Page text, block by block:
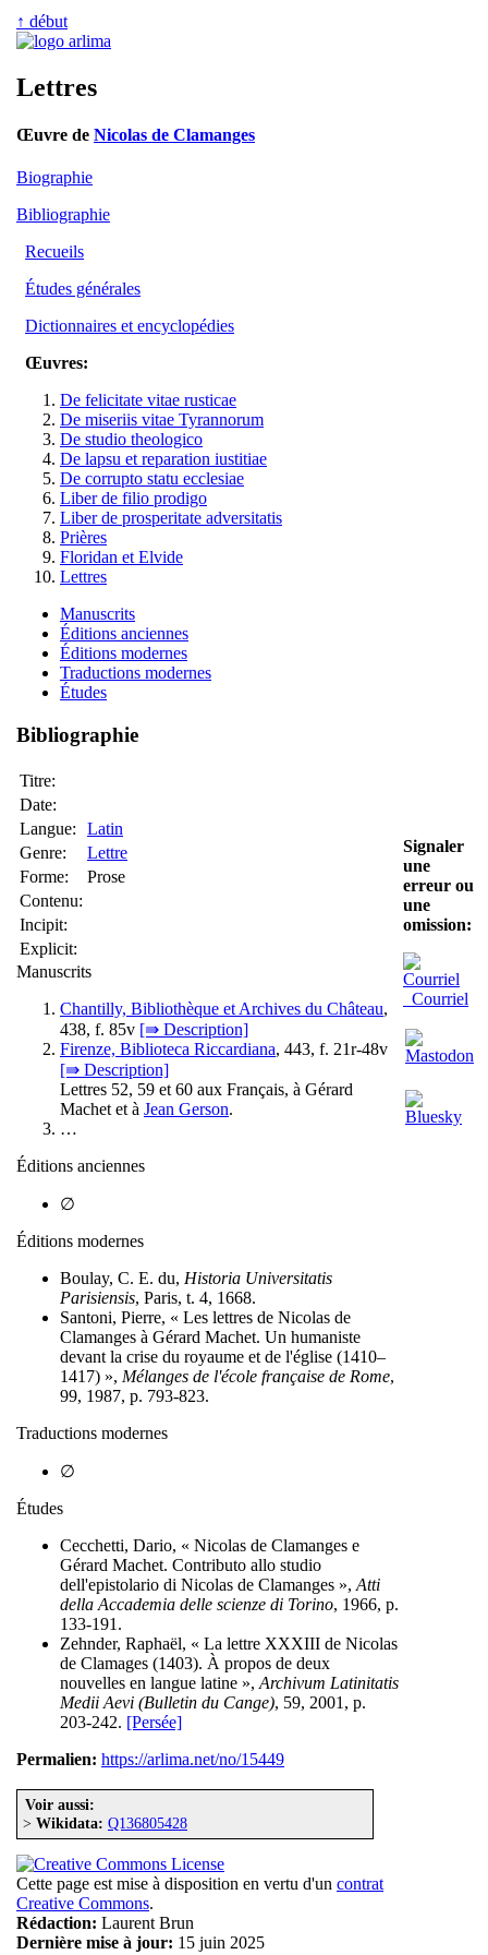
↑ début
Lettres
Œuvre de Nicolas de Clamanges
Biographie
Bibliographie
Recueils
Études générales
Dictionnaires et encyclopédies
Œuvres:
De felicitate vitae rusticae
De miseriis vitae Tyrannorum
De studio theologico
De lapsu et reparation iustitiae
De corrupto statu ecclesiae
Liber de filio prodigo
Liber de prosperitate adversitatis
Prières
Floridan et Elvide
Lettres
Manuscrits
Éditions anciennes
Éditions modernes
Traductions modernes
Études
Bibliographie
Titre:
Date:
Langue:
Latin
Genre:
Lettre
Forme:
Prose
Contenu:
Incipit:
Explicit:
Manuscrits
Chantilly, Bibliothèque et Archives du Château,
438, f. 85v [⇛ Description]
Firenze, Biblioteca Riccardiana, 443, f. 21r-48v
[⇛ Description]
Lettres 52, 59 et 60 aux Français, à Gérard
Machet et à Jean Gerson.
…
Éditions anciennes
∅
Éditions modernes
Boulay, C. E. du, Historia Universitatis
Parisiensis, Paris, t. 4, 1668.
Santoni, Pierre, « Les lettres de Nicolas de
Clamanges à Gérard Machet. Un humaniste
devant la crise du royaume et de l'église (1410–
1417) », Mélanges de l'école française de Rome,
99, 1987, p. 793-823.
Traductions modernes
∅
Études
Cecchetti, Dario, « Nicolas de Clamanges e
Gérard Machet. Contributo allo studio
dell'epistolario di Nicolas de Clamanges », Atti
della Accademia delle scienze di Torino, 1966, p.
133-191.
Zehnder, Raphaël, « La lettre XXXIII de Nicolas
de Clamages (1403). À propos de deux
nouvelles en langue latine », Archivum Latinitatis
Medii Aevi (Bulletin du Cange), 59, 2001, p.
203-242. [Persée]
Permalien: https://arlima.net/no/15449
Voir aussi:
> Wikidata: Q136805428
Cette page est mise à disposition en vertu d'un contrat
Creative Commons.
Rédaction: Laurent Brun
Dernière mise à jour: 15 juin 2025
Signaler
une
erreur ou
une
omission:
Courriel